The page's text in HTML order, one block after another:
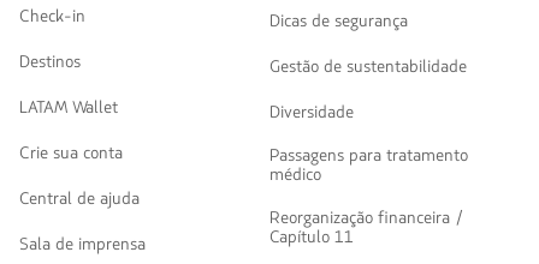
Check-in
Destinos
LATAM Wallet
Crie sua conta
Central de ajuda
Sala de imprensa
Dicas de segurança
Gestão de sustentabilidade
Diversidade
Passagens para tratamento
médico
Reorganização financeira /
Capítulo 11